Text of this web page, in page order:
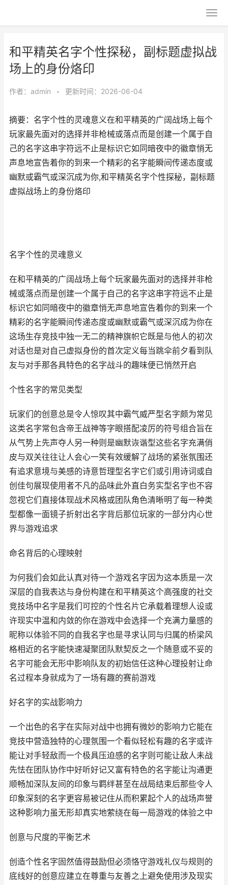
和平精英名字个性探秘，副标题虚拟战
场上的身份烙印
作者： admin • 更新时间：2026-06-04
摘要：名字个性的灵魂意义在和平精英的广阔战场上每个
玩家最先面对的选择并非枪械或落点而是创建一个属于自
己的名字这串字符远不止是标识它如同暗夜中的徽章悄无
声息地宣告着你的到来一个精彩的名字能瞬间传递态度或
幽默或霸气或深沉成为你,和平精英名字个性探秘，副标题
虚拟战场上的身份烙印
名字个性的灵魂意义
在和平精英的广阔战场上每个玩家最先面对的选择并非枪
械或落点而是创建一个属于自己的名字这串字符远不止是
标识它如同暗夜中的徽章悄无声息地宣告着你的到来一个
精彩的名字能瞬间传递态度或幽默或霸气或深沉成为你在
这场生存竞技中独一无二的精神旗帜它既是与他人的初次
对话也是对自己虚拟身份的首次定义每当跳伞前夕看到队
友与对手那各具特色的名字战斗的趣味便已悄然开启
个性名字的常见类型
玩家们的创意总是令人惊叹其中霸气威严型名字颇为常见
这类名字常包含帝王战神等字眼搭配凌厉的符号组合旨在
从气势上先声夺人另一种则是幽默诙谐型这些名字充满俏
皮与双关往往让人会心一笑有效缓解了战场的紧张氛围还
有追求意境与美感的诗意哲理型名字它们或引用诗词或自
创佳句展现使用者不凡的品味此外直白务实型名字也不容
忽视它们直接体现战术风格或团队角色清晰明了每一种类
型都像一面镜子折射出名字背后那位玩家的一部分内心世
界与游戏追求
命名背后的心理映射
为何我们会如此认真对待一个游戏名字因为这本质是一次
深层的自我表达与身份构建在和平精英这个高强度的社交
竞技场中名字是我们可控的个性名片它承载着理想人设或
许现实中温和内敛的你在游戏中会选择一个充满力量感的
昵称以体验不同的自我名字也是寻求认同与归属的桥梁风
格相近的名字能快速凝聚团队默契反之一个随意或不妥的
名字可能会无形中影响队友的初始信任这种心理投射让命
名过程本身就成为了一场有趣的赛前游戏
好名字的实战影响力
一个出色的名字在实际对战中也拥有微妙的影响力它能在
竞技中营造独特的心理氛围一个看似轻松有趣的名字或许
能让对手轻敌而一个极具压迫感的名字则可能让敌人未战
先怯在团队协作中好听好记又富有特色的名字能让沟通更
顺畅加深队友间的印象与羁绊甚至在战局结束后那些令人
印象深刻的名字更容易被记住从而积累起个人的战场声誉
这种影响力虽无形却真实地萦绕在每一局游戏的体验之中
创意与尺度的平衡艺术
创造个性名字固然值得鼓励但必须恪守游戏礼仪与规则的
底线好的创意应建立在尊重与友善之上避免使用涉及现实